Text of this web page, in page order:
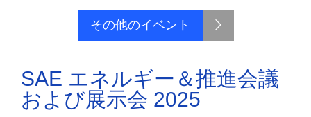
その他のイベント
SAE エネルギー＆推進会議
および展示会 2025